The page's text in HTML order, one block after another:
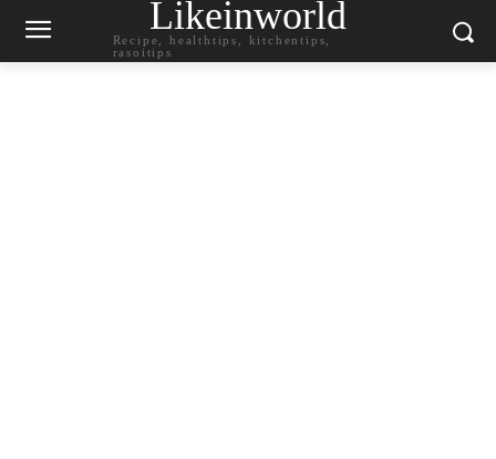
Likeinworld
Recipe, healthtips, kitchentips,
rasoitips